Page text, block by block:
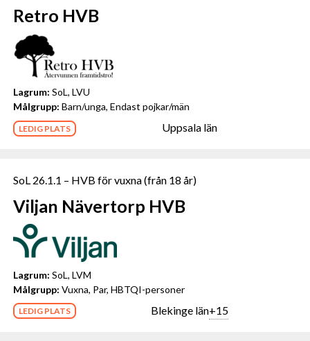
Uppsala län
Retro HVB
Lagrum: SoL, LVU
Målgrupp: Barn/unga, Endast pojkar/män
LEDIG PLATS
SoL 26.1.1 – HVB för vuxna (från 18 år)
Blekinge län+15
Viljan Nävertorp HVB
Lagrum: SoL, LVM
Målgrupp: Vuxna, Par, HBTQI-personer
LEDIG PLATS